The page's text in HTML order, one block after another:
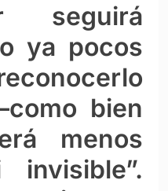
seguirá
ya pocos
bien
menos